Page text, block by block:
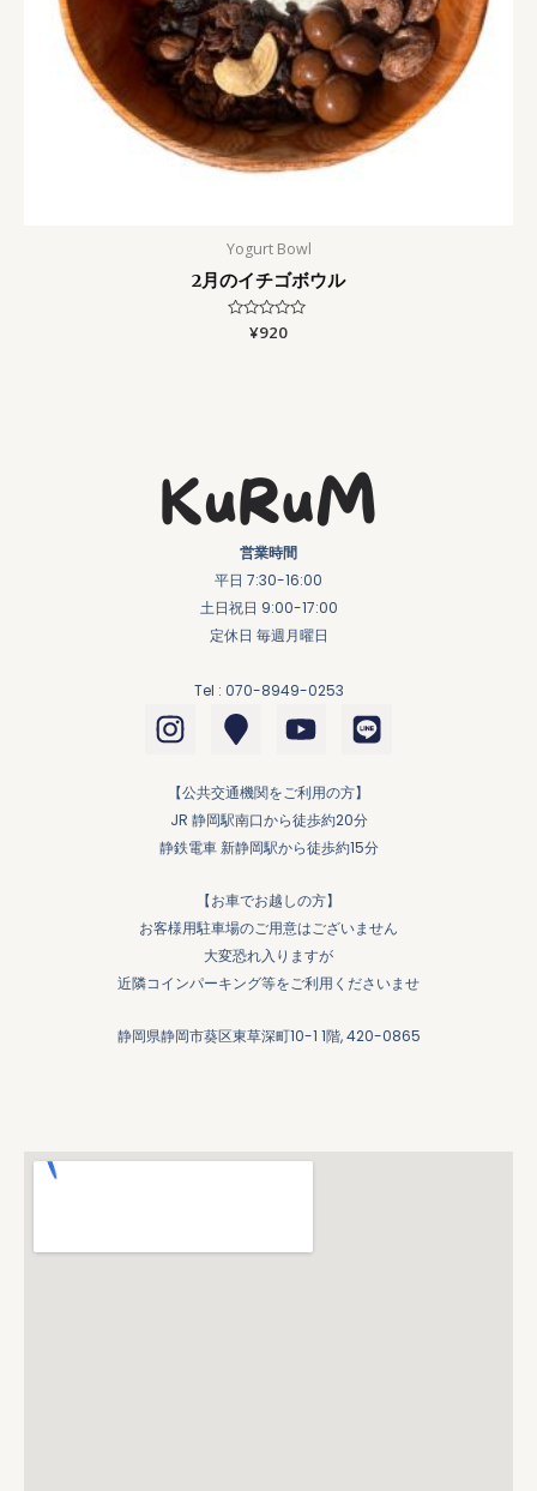
Yogurt Bowl
2月のイチゴボウル
Rated
¥920
営業時間
平日 7:30-16:00
土日祝日 9:00-17:00
定休日 毎週月曜日
Tel : 070-8949-0253
I
n
s
t
a
a
m
M
a
p
-
m
r
k
e
r
Y
o
u
t
u
e
L
i
e
【公共交通機関をご利用の方】
JR 静岡駅南口から徒歩約20分
静鉄電車 新静岡駅から徒歩約15分
【お車でお越しの方】
お客様用駐車場のご用意はございません
大変恐れ入りますが
近隣コインパーキング等をご利用くださいませ
静岡県静岡市葵区東草深町10-1 1階, 420-0865